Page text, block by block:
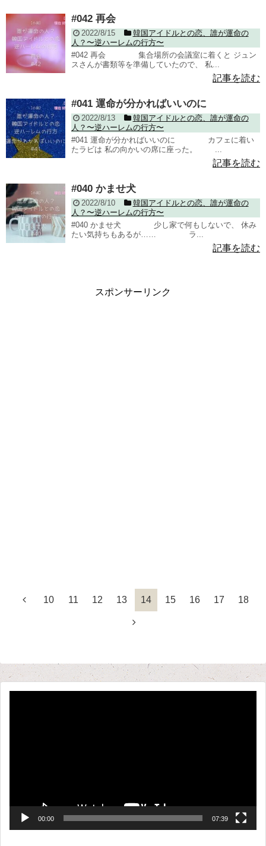
#042 再会
2022/8/15
韓国アイドルとの恋、誰が運命の
人？〜逆ハーレムの行方〜
#042 再会 集合場所の会議室に着くと ジュン
スさんが書類等を準備していたので、 私...
記事を読む
#041 運命が分かればいいのに
2022/8/13
韓国アイドルとの恋、誰が運命の
人？〜逆ハーレムの行方〜
#041 運命が分かればいいのに カフェに着い
たラビは 私の向かいの席に座った。 ...
記事を読む
#040 かませ犬
2022/8/10
韓国アイドルとの恋、誰が運命の
人？〜逆ハーレムの行方〜
#040 かませ犬 少し家で何もしないで、 休み
たい気持ちもあるが…… ラ...
記事を読む
スポンサーリンク
10 11 12 13 14 15 16 17 18
00:00 07:39